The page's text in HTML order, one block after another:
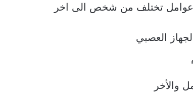
تختلف من شخص الى اخر
العصبي
والأخر